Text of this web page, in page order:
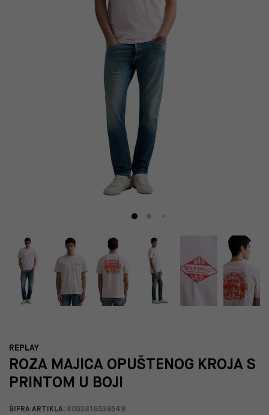
REPLAY
ROZA MAJICA OPUŠTENOG KROJA S
PRINTOM U BOJI
ŠIFRA ARTIKLA: 8053816539549